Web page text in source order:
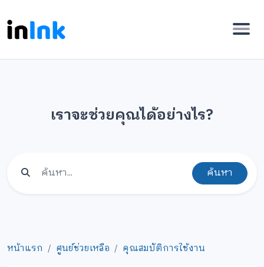
เราจะช่วยคุณได้อย่างไร?
ค้นหา
หน้าแรก ศูนย์ช่วยเหลือ คุณสมบัติการใช้งาน